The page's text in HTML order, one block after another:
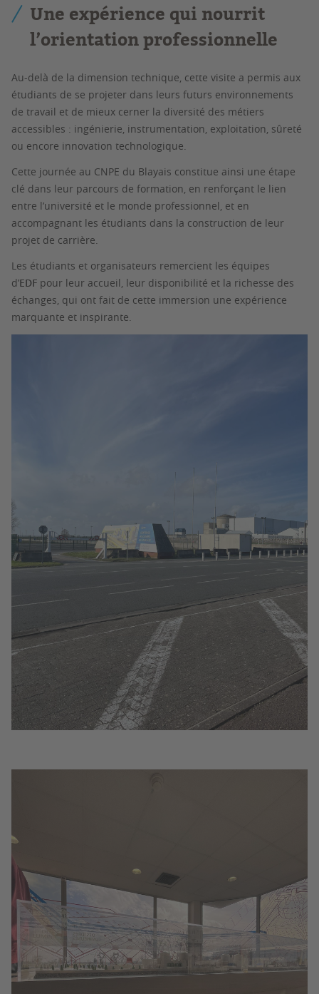
Une expérience qui nourrit
l’orientation professionnelle
Au-delà de la dimension technique, cette visite a permis aux
étudiants de se projeter dans leurs futurs environnements
de travail et de mieux cerner la diversité des métiers
accessibles : ingénierie, instrumentation, exploitation, sûreté
ou encore innovation technologique.
Cette journée au CNPE du Blayais constitue ainsi une étape
clé dans leur parcours de formation, en renforçant le lien
entre l’université et le monde professionnel, et en
accompagnant les étudiants dans la construction de leur
projet de carrière.
Les étudiants et organisateurs remercient les équipes
d’EDF pour leur accueil, leur disponibilité et la richesse des
échanges, qui ont fait de cette immersion une expérience
marquante et inspirante.